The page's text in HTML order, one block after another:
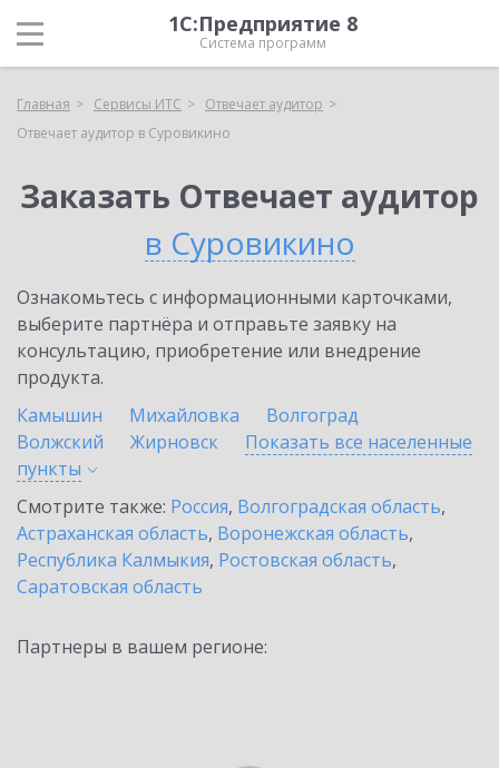
1С:Предприятие 8
Система программ
Главная Сервисы ИТС
Отвечает аудитор
Отвечает аудитор в Суровикино
Заказать Отвечает аудитор
в Суровикино
Ознакомьтесь с информационными карточками,
выберите партнёра и отправьте заявку на
консультацию, приобретение или внедрение
продукта.
Камышин
Михайловка
Волгоград
Волжский
Жирновск
Показать все населенные
пункты
Смотрите также: Россия, Волгоградская область,
Астраханская область, Воронежская область,
Республика Калмыкия, Ростовская область,
Саратовская область
Партнеры в вашем регионе: